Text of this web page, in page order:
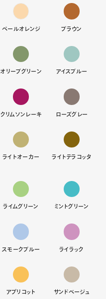
ペールオレンジ ブラウン
オリーブグリーン アイスブルー
クリムソンレーキ ローズグレー
ライトオーカー ライトテラコッタ
ライムグリーン ミントグリーン
スモークブルー ライラック
アプリコット サンドベージュ